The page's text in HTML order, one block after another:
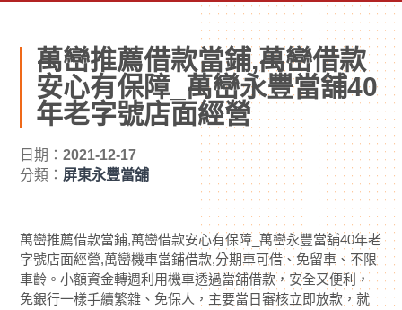
萬巒推薦借款當鋪,萬巒借款
安心有保障_萬巒永豐當舖40
年老字號店面經營
日期：2021-12-17
分類： 屏東永豐當舖
萬巒推薦借款當鋪,萬巒借款安心有保障_萬巒永豐當舖40年老
字號店面經營,萬巒機車當鋪借款,分期車可借、免留車、不限
車齡。小額資金轉週利用機車透過當舖借款，安全又便利，
免銀行一樣手續繁雜、免保人，主要當日審核立即放款，就